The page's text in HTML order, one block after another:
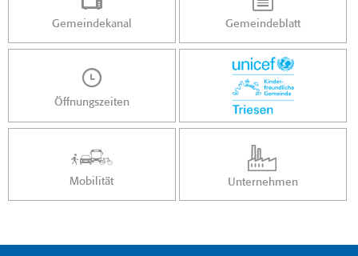
Gemeindekanal Gemeindeblatt
Öffnungszeiten
Mobilität Unternehmen